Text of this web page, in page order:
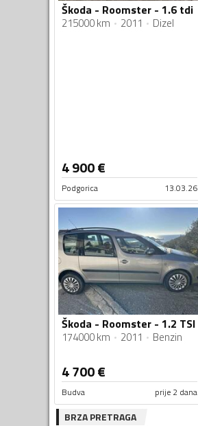
Škoda - Roomster - 1.6 tdi
215000 km 2011 Dizel
4 900€
Podgorica 13.03.26
Škoda - Roomster - 1.2 TSI
174000 km 2011 Benzin
4 700€
Budva prije 2 dana
BRZA PRETRAGA